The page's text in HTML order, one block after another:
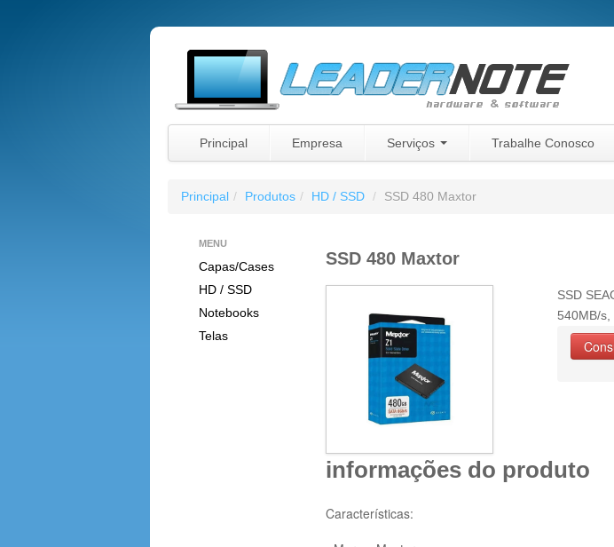
Principal Empresa Serviços Trabalhe Conosco
Principal / Produtos / HD / SSD / SSD 480 Maxtor
MENU
Capas/Cases
HD / SSD
Notebooks
Telas
SSD 480 Maxtor
SSD
540MB/s,
informações do produto
Características: